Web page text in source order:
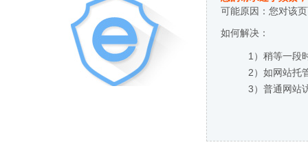
可能原因：您对该
如何解决：
1）稍等一段
2）如网站托
3）普通网站